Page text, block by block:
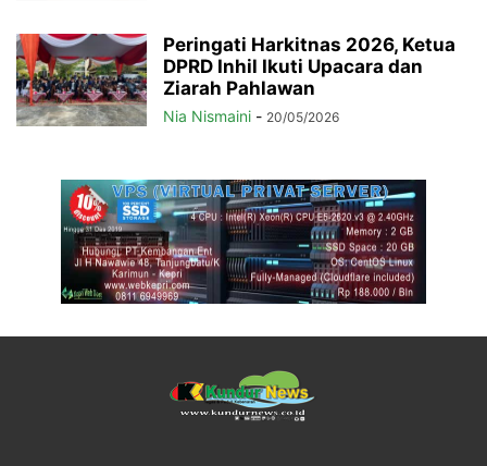
Peringati Harkitnas 2026, Ketua
DPRD Inhil Ikuti Upacara dan
Ziarah Pahlawan
Nia Nismaini - 20/05/2026